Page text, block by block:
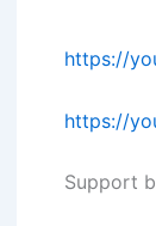
https://
https://
Support